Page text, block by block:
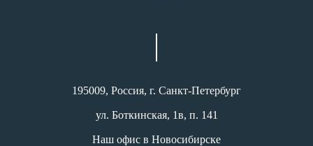
195009, Россия, г. Санкт-Петербург
ул. Боткинская, 1в, п. 141
Наш офис в Новосибирске